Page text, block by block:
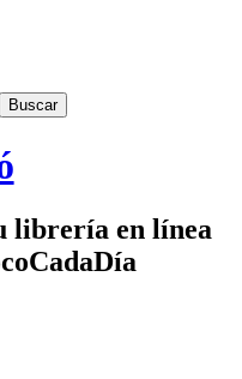
librería en línea